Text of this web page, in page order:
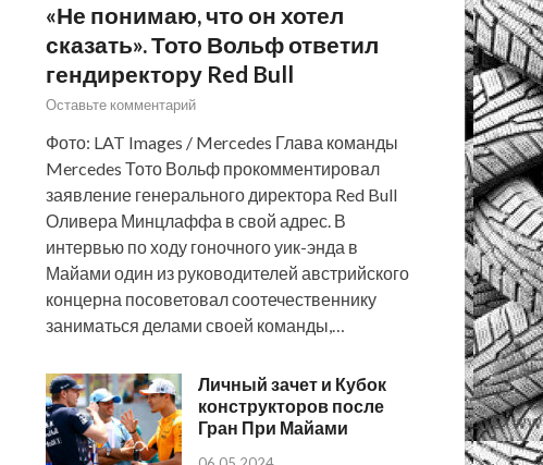
«Не понимаю, что он хотел
сказать». Тото Вольф ответил
гендиректору Red Bull
Оставьте комментарий
Фото: LAT Images / Mercedes Глава команды
Mercedes Тото Вольф прокомментировал
заявление генерального директора Red Bull
Оливера Минцлаффа в свой адрес. В
интервью по ходу гоночного уик-энда в
Майами один из руководителей австрийского
концерна посоветовал соотечественнику
заниматься делами своей команды,…
Личный зачет и Кубок
конструкторов после
Гран При Майами